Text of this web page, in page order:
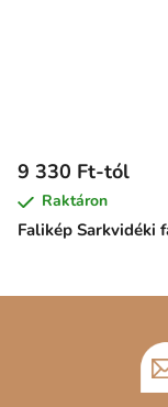
Falikép Sarkvidéki
9 330 Ft-tól
Raktáron